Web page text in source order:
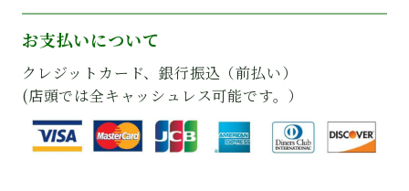
お支払いについて
クレジットカード、銀行振込（前払い）
(店頭では全キャッシュレス可能です。）